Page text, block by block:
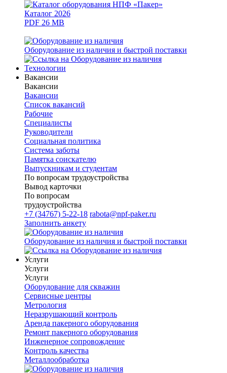
Каталог 2026
PDF 26 MB
Оборудование из наличия и быстрой поставки
Технологии
Вакансии
Вакансии
Вакансии
Список вакансий
Рабочие
Специалисты
Руководители
Cоциальная политика
Система заботы
Памятка соискателю
Выпускникам и студентам
По вопросам трудоустройства
Вывод карточки
По вопросам
трудоустройства
+7 (34767) 5-22-18 rabota@npf-paker.ru
Заполнить анкету
Оборудование из наличия и быстрой поставки
Услуги
Услуги
Услуги
Оборудование для скважин
Сервисные центры
Метрология
Неразрушающий контроль
Аренда пакерного оборудования
Ремонт пакерного оборудования
Инженерное сопровождение
Контроль качества
Металлообработка